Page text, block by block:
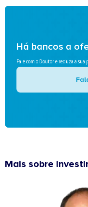
Há bancos a
Fale com o Doutor e reduza a sua
Mais sobre